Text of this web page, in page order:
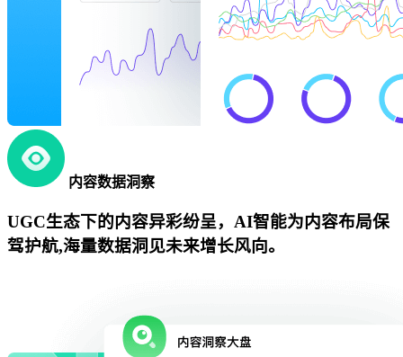
内容数据洞察
UGC生态下的内容异彩纷呈，AI智能为内容布局保
驾护航,海量数据洞见未来增长风向。